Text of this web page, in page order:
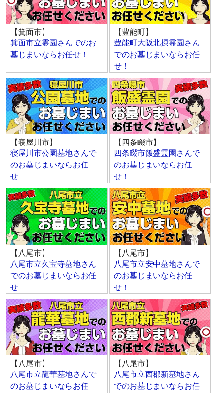
【箕面市】
箕面市立霊園さんでのお
墓じまいならお任せ！
【豊能町】
豊能町大阪北摂霊園さん
でのお墓じまいならお任
せ！
【寝屋川市】
寝屋川市公園墓地さんで
のお墓じまいならお任
せ！
【四条畷市】
四条畷市飯盛霊園さんで
のお墓じまいならお任
せ！
【八尾市】
八尾市立久宝寺墓地さん
でのお墓じまいならお任
せ！
【八尾市】
八尾市立安中墓地さんで
のお墓じまいならお任
せ！
【八尾市】
八尾市立龍華墓地さんで
のお墓じまいならお任
【八尾市】
八尾市立西郡新墓地さん
でのお墓じまいならお任